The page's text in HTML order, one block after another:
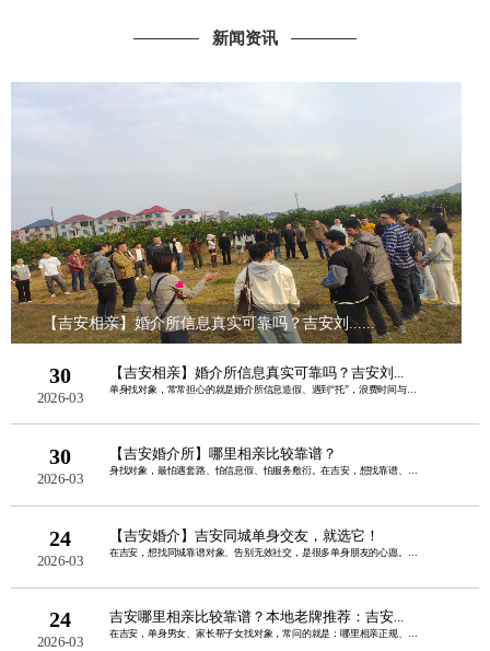
新闻资讯
【吉安相亲】婚介所信息真实可靠吗？吉安刘......
30
2026-03
【吉安相亲】婚介所信息真实可靠吗？吉安刘...
单身找对象，常常担心的就是婚介所信息造假、遇到“托”，浪费时间与金钱。其实，正规......
30
2026-03
【吉安婚介所】哪里相亲比较靠谱？
身找对象，最怕遇套路、怕信息假、怕服务敷衍。在吉安，想找靠谱、正规、本地口碑好的......
24
2026-03
【吉安婚介】吉安同城单身交友，就选它！
24
2026-03
吉安哪里相亲比较靠谱？本地老牌推荐：吉安...
在吉安，单身男女、家长帮子女找对象，常问的就是：哪里相亲正规、真实、不套路、成功......